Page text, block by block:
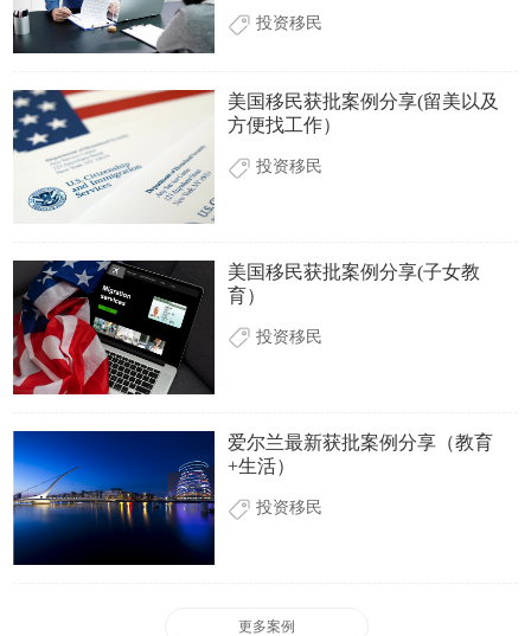
投资移民
美国移民获批案例分享(留美以及
方便找工作）
投资移民
美国移民获批案例分享(子女教
育）
投资移民
爱尔兰最新获批案例分享（教育
+生活）
投资移民
更多案例